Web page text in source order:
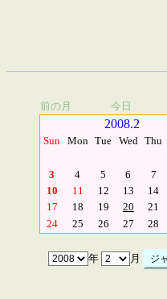
前の月 今日
2008.2
Sun Mon Tue Wed Thu
3
4 5 6 7
10
11 12 13 14
17
18 19 20 21
24
25 26 27 28
年 月